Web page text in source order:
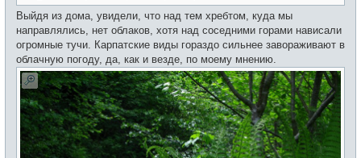
Выйдя из дома, увидели, что над тем хребтом, куда мы
направлялись, нет облаков, хотя над соседними горами нависали
огромные тучи. Карпатские виды гораздо сильнее завораживают в
облачную погоду, да, как и везде, по моему мнению.